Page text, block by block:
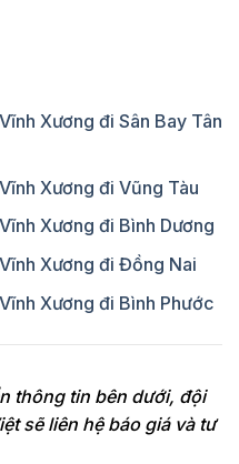
Xương đi Sân Bay Tân
Xương đi Vũng Tàu
Xương đi Bình Dương
Xương đi Đồng Nai
Xương đi Bình Phước
thông tin bên dưới, đội
sẽ liên hệ báo giá và tư